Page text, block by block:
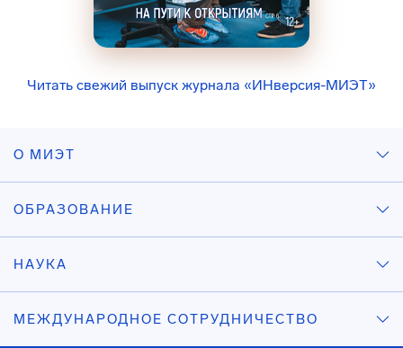
Читать свежий выпуск журнала «ИНверсия-МИЭТ»
О МИЭТ
ОБРАЗОВАНИЕ
НАУКА
МЕЖДУНАРОДНОЕ СОТРУДНИЧЕСТВО